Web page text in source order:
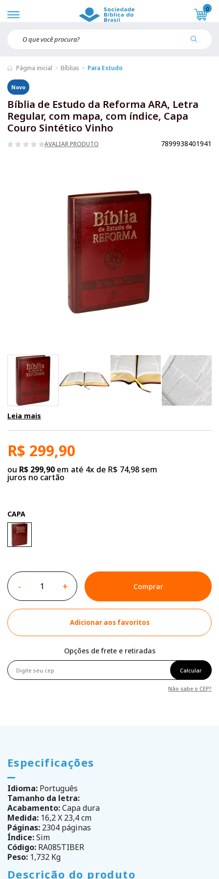
0
Página inicial Bíblias Para Estudo
Novo
Bíblia de Estudo da Reforma ARA, Letra
Regular, com mapa, com índice, Capa
Couro Sintético Vinho
AVALIAR PRODUTO 7899938401941
Leia mais
R$ 299,90
ou R$ 299,90 em até 4x de R$ 74,98 sem
juros no cartão
CAPA
- + Comprar
Adicionar aos favoritos
Opções de frete e retiradas
Calcular
Não sabe o CEP?
Especificações
Idioma: Português
Tamanho da letra:
Acabamento:Capa dura
Medida: 16,2 X 23,4 cm
Páginas: 2304 páginas
Índice:Sim
Código: RA085TIBER
Peso: 1,732 Kg
Descrição do produto